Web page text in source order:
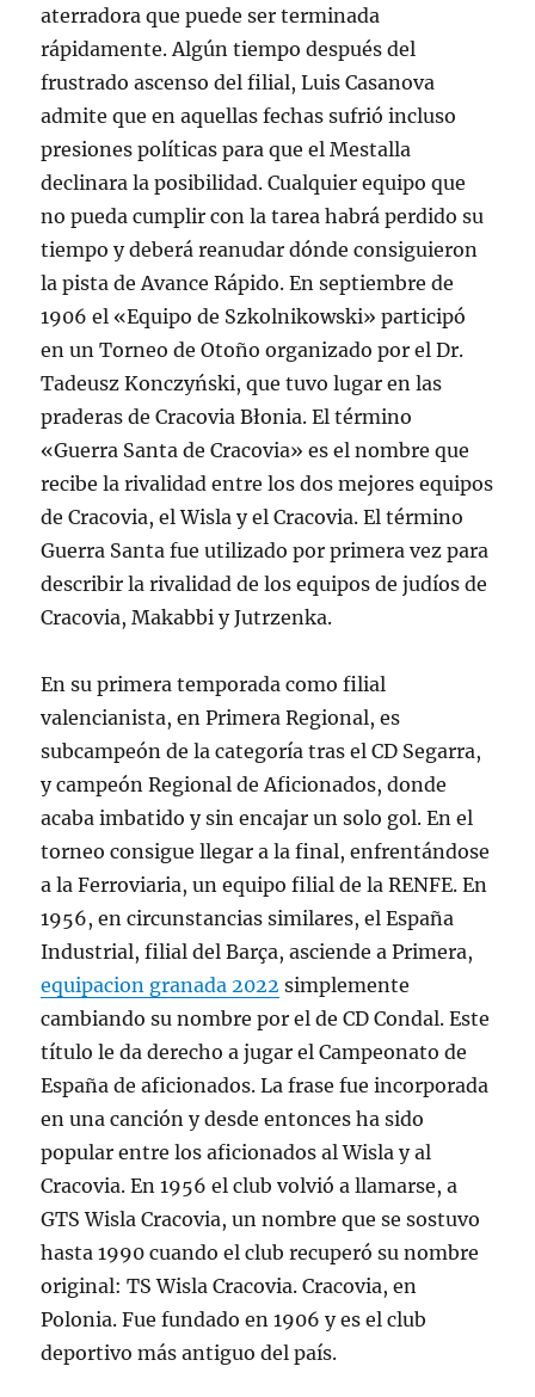
aterradora que puede ser terminada
rápidamente. Algún tiempo después del
frustrado ascenso del filial, Luis Casanova
admite que en aquellas fechas sufrió incluso
presiones políticas para que el Mestalla
declinara la posibilidad. Cualquier equipo que
no pueda cumplir con la tarea habrá perdido su
tiempo y deberá reanudar dónde consiguieron
la pista de Avance Rápido. En septiembre de
1906 el «Equipo de Szkolnikowski» participó
en un Torneo de Otoño organizado por el Dr.
Tadeusz Konczyński, que tuvo lugar en las
praderas de Cracovia Błonia. El término
«Guerra Santa de Cracovia» es el nombre que
recibe la rivalidad entre los dos mejores equipos
de Cracovia, el Wisla y el Cracovia. El término
Guerra Santa fue utilizado por primera vez para
describir la rivalidad de los equipos de judíos de
Cracovia, Makabbi y Jutrzenka.
En su primera temporada como filial
valencianista, en Primera Regional, es
subcampeón de la categoría tras el CD Segarra,
y campeón Regional de Aficionados, donde
acaba imbatido y sin encajar un solo gol. En el
torneo consigue llegar a la final, enfrentándose
a la Ferroviaria, un equipo filial de la RENFE. En
1956, en circunstancias similares, el España
Industrial, filial del Barça, asciende a Primera,
equipacion granada 2022 simplemente
cambiando su nombre por el de CD Condal. Este
título le da derecho a jugar el Campeonato de
España de aficionados. La frase fue incorporada
en una canción y desde entonces ha sido
popular entre los aficionados al Wisla y al
Cracovia. En 1956 el club volvió a llamarse, a
GTS Wisla Cracovia, un nombre que se sostuvo
hasta 1990 cuando el club recuperó su nombre
original: TS Wisla Cracovia. Cracovia, en
Polonia. Fue fundado en 1906 y es el club
deportivo más antiguo del país.